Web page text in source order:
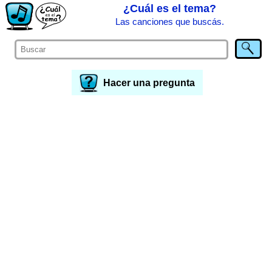
¿Cuál es el tema?
Las canciones que buscás.
Hacer una pregunta